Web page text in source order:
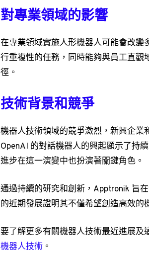
對專業領域的影響
在專業領域實施人形機器人可能會改
行重複性的任務，同時能夠與員工直
徑。
技術背景和競爭
機器人技術領域的競爭激烈，新興企業
OpenAI 的對話機器人的興起顯示了持
進步在這一演變中也扮演著關鍵角色。
通過持續的研究和創新，Apptronik 旨
的近期發展證明其不僅希望創造高效的
要了解更多有關機器人技術最近進展及
機器人技術 。